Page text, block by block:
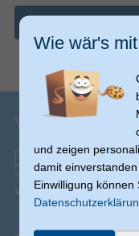
Versandinfos
Versand ab € 0,00
Wie wär's
und zeigen
damit
Einwilligung können